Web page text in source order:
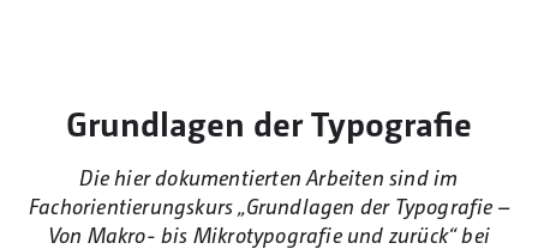
Grundlagen der Typografie
Die hier dokumentierten Arbeiten sind im
Fachorientierungskurs „Grundlagen der Typografie –
Von Makro- bis Mikrotypografie und zurück“ bei